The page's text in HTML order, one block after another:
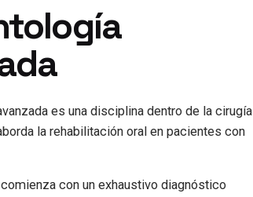
es una disciplina dentro de la cirugía
la rehabilitación oral en pacientes con
con un exhaustivo diagnóstico